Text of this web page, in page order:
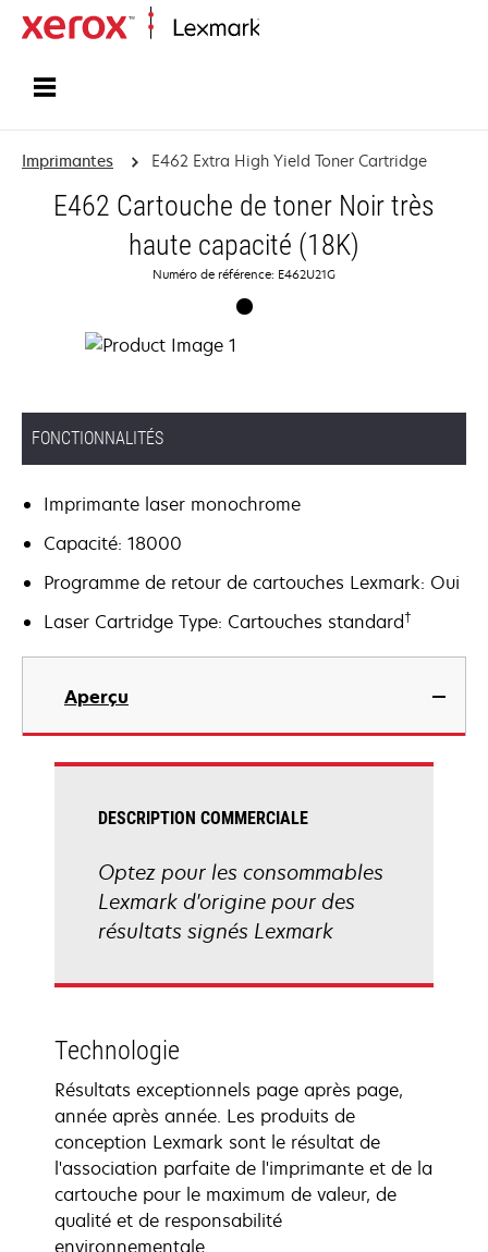
Imprimantes E462 Extra High Yield Toner Cartridge
E462 Cartouche de toner Noir très
haute capacité (18K)
Numéro de référence: E462U21G
FONCTIONNALITÉS
Imprimante laser monochrome
Capacité: 18000
Programme de retour de cartouches Lexmark: Oui
Laser Cartridge Type: Cartouches standard†
Aperçu
DESCRIPTION COMMERCIALE
Optez pour les consommables
Lexmark d'origine pour des
résultats signés Lexmark
Technologie
Résultats exceptionnels page après page,
année après année. Les produits de
conception Lexmark sont le résultat de
l'association parfaite de l'imprimante et de la
cartouche pour le maximum de valeur, de
qualité et de responsabilité
environnementale.